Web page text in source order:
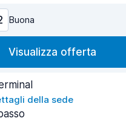
Buona
Visualizza offerta
della sede